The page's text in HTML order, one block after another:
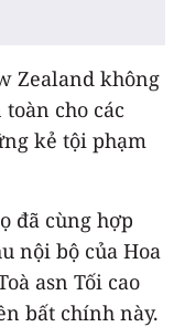
Zealand không
cho các
kẻ tội phạm
đã cùng hợp
nội bộ của Hoa
asn Tối cao
bất chính này.